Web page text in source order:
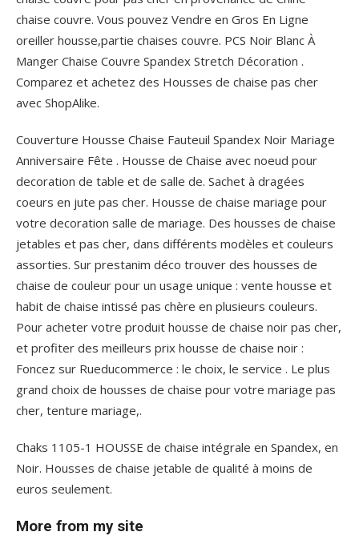
chaise couvre. Vous pouvez Vendre en Gros En Ligne
oreiller housse,partie chaises couvre. PCS Noir Blanc À
Manger Chaise Couvre Spandex Stretch Décoration .
Comparez et achetez des Housses de chaise pas cher
avec ShopAlike.
Couverture Housse Chaise Fauteuil Spandex Noir Mariage
Anniversaire Fête . Housse de Chaise avec noeud pour
decoration de table et de salle de. Sachet à dragées
coeurs en jute pas cher. Housse de chaise mariage pour
votre decoration salle de mariage. Des housses de chaise
jetables et pas cher, dans différents modèles et couleurs
assorties. Sur prestanim déco trouver des housses de
chaise de couleur pour un usage unique : vente housse et
habit de chaise intissé pas chère en plusieurs couleurs.
Pour acheter votre produit housse de chaise noir pas cher,
et profiter des meilleurs prix housse de chaise noir :
Foncez sur Rueducommerce : le choix, le service . Le plus
grand choix de housses de chaise pour votre mariage pas
cher, tenture mariage,.
Chaks 1105-1 HOUSSE de chaise intégrale en Spandex, en
Noir. Housses de chaise jetable de qualité à moins de
euros seulement.
More from my site